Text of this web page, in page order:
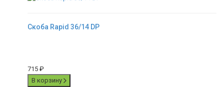
Скоба Rapid 36/14 DP
715 ₽
В корзину